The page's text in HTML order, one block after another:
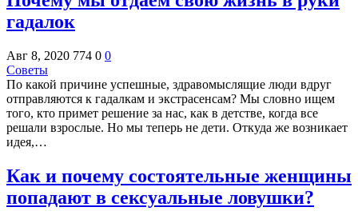
гадалок
Авг 8, 2020 774 0 0
Советы
По какой причине успешные, здравомыслящие люди вдруг
отправляются к гадалкам и экстрасенсам? Мы словно ищем
того, кто примет решение за нас, как в детстве, когда все
решали взрослые. Но мы теперь не дети. Откуда же возникает
идея,…
Как и почему состоятельные женщины
попадают в сексуальные ловушки?